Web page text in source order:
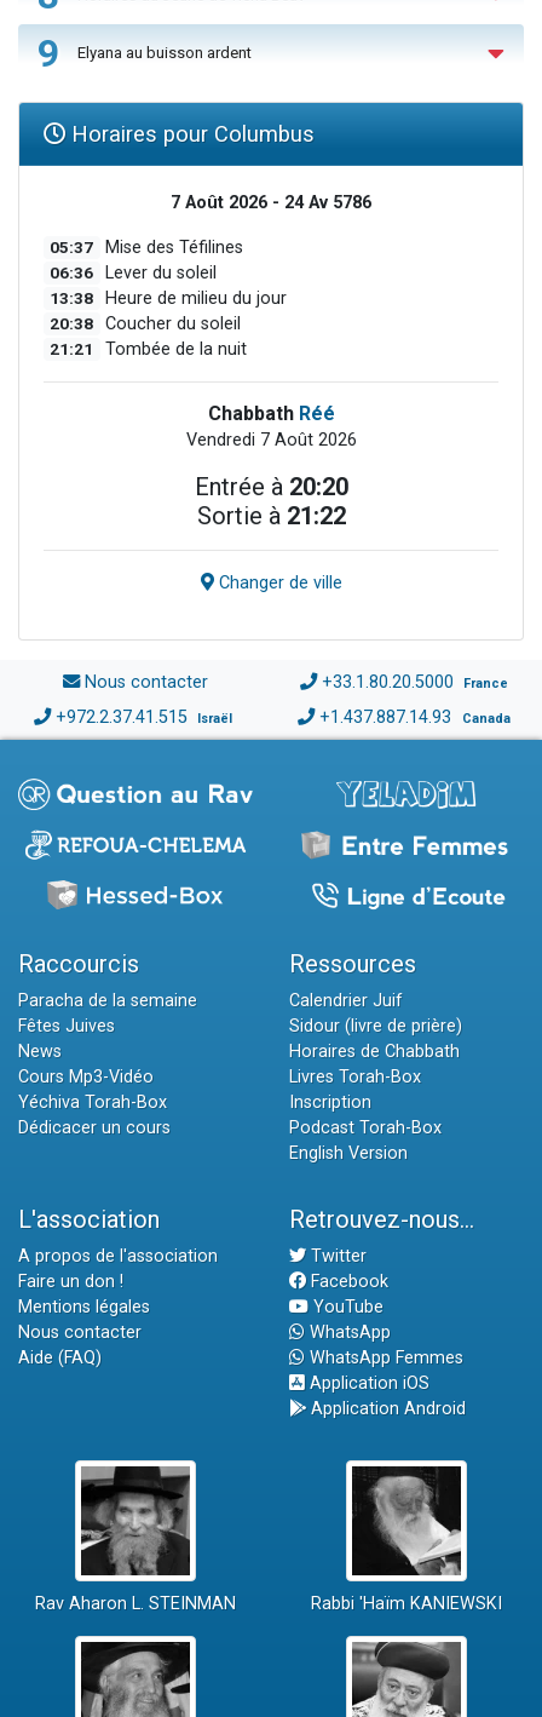
9 Elyana au buisson ardent
Horaires pour Columbus
7 Août 2026 - 24 Av 5786
05:37 Mise des Téfilines
06:36 Lever du soleil
13:38 Heure de milieu du jour
20:38 Coucher du soleil
21:21 Tombée de la nuit
Chabbath Réé
Vendredi 7 Août 2026
Entrée à 20:20
Sortie à 21:22
Changer de ville
Nous contacter +33.1.80.20.5000 France
+972.2.37.41.515 Israël +1.437.887.14.93 Canada
Raccourcis
Paracha de la semaine
Fêtes Juives
News
Cours Mp3-Vidéo
Yéchiva Torah-Box
Dédicacer un cours
Ressources
Calendrier Juif
Sidour (livre de prière)
Horaires de Chabbath
Livres Torah-Box
Inscription
Podcast Torah-Box
English Version
L'association
A propos de l'association
Faire un don !
Mentions légales
Nous contacter
Aide (FAQ)
Retrouvez-nous...
Twitter
Facebook
YouTube
WhatsApp
WhatsApp Femmes
Application iOS
Application Android
Rav Aharon L. STEINMAN Rabbi 'Haïm KANIEWSKI